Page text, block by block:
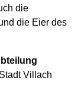
die
die Eier des
Villach